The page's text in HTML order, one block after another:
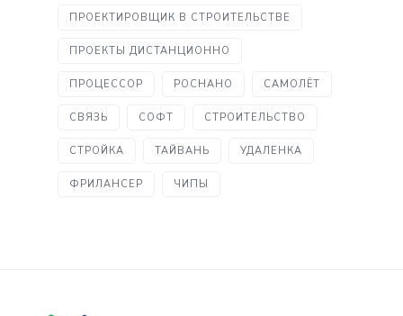
ПРОЕКТИРОВЩИК В СТРОИТЕЛЬСТВЕ
ПРОЕКТЫ ДИСТАНЦИОННО
ПРОЦЕССОР РОСНАНО САМОЛЁТ
СВЯЗЬ СОФТ СТРОИТЕЛЬСТВО
СТРОЙКА ТАЙВАНЬ УДАЛЕНКА
ФРИЛАНСЕР ЧИПЫ